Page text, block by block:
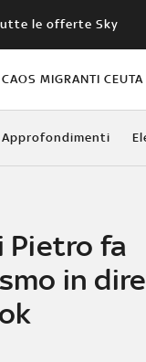
le offerte Sky
CAOS MIGRANTI CEUTA
Approfondimenti
Pietro fa
in